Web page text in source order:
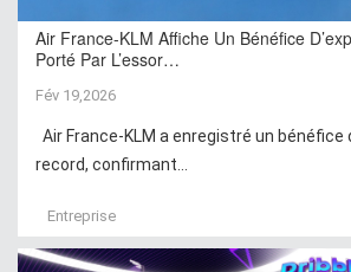
Air France-KLM Affiche Un Bénéfice
Porté Par L’essor…
Fév 19,2026
Air France-KLM a enregistré un bénéfice
record, confirmant...
Entreprise